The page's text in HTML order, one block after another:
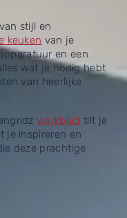
stijl en
keuken van je
en een
wat je nodig hebt
van heerlijke
werkblad tilt je
je inspireren en
deze prachtige